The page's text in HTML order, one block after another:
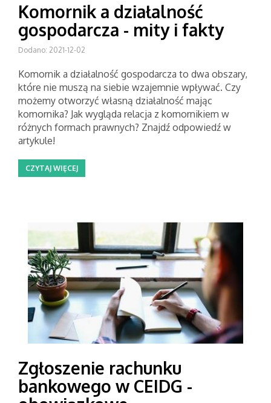
Komornik a działalność
gospodarcza - mity i fakty
Dodano: 2021-12-02
Komornik a działalność gospodarcza to dwa obszary,
które nie muszą na siebie wzajemnie wpływać. Czy
możemy otworzyć własną działalność mając
komornika? Jak wygląda relacja z komornikiem w
różnych formach prawnych? Znajdź odpowiedź w
artykule!
CZYTAJ WIĘCEJ
Zgłoszenie rachunku
bankowego w CEIDG -